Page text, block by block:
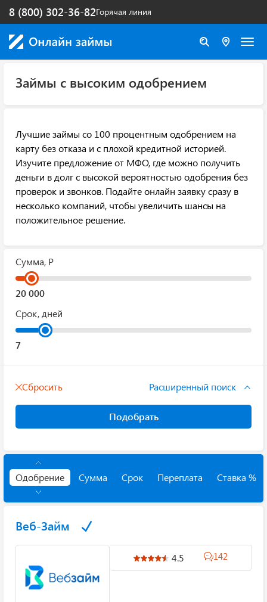
Горячая линия
8 (800) 302-36-82
Займы с высоким одобрением
Лучшие займы со 100 процентным одобрением на
карту без отказа и с плохой кредитной историей.
Изучите предложение от МФО, где можно получить
деньги в долг с высокой вероятностью одобрения без
проверок и звонков. Подайте онлайн заявку сразу в
несколько компаний, чтобы увеличить шансы на
положительное решение.
Сумма, Р
Срок, дней
Сбросить Расширенный поиск
Подобрать
Одобрение Сумма Срок Переплата Ставка %
Веб-Займ
4.5 142